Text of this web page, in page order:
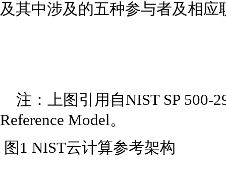
及其中涉及的五种参与者及相应
注：上图引用自NIST SP 500-
Reference Model。
图1 NIST云计算参考架构